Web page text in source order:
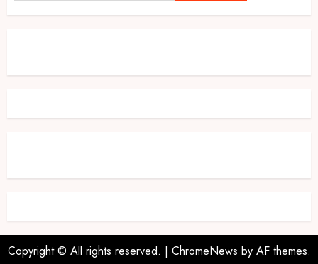
Copyright © All rights reserved. | ChromeNews by AF themes.